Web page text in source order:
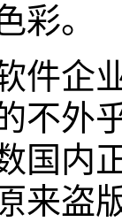
彩。
件企
不外
国内
来盗